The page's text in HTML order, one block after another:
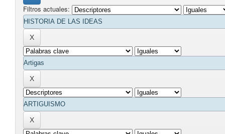
Filtros actuales: